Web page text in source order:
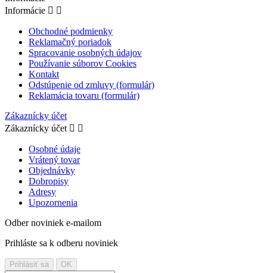
Informácie  
Obchodné podmienky
Reklamačný poriadok
Spracovanie osobných údajov
Používanie súborov Cookies
Kontakt
Odstúpenie od zmluvy (formulár)
Reklamácia tovaru (formulár)
Zákaznícky účet
Zákaznícky účet  
Osobné údaje
Vrátený tovar
Objednávky
Dobropisy
Adresy
Upozornenia
Odber noviniek e-mailom
Prihláste sa k odberu noviniek